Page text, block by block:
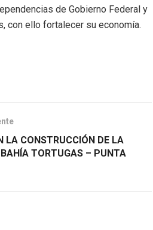
de Gobierno Federal y
con ello fortalecer su economía.
LA CONSTRUCCIÓN DE LA
BAHÍA TORTUGAS – PUNTA